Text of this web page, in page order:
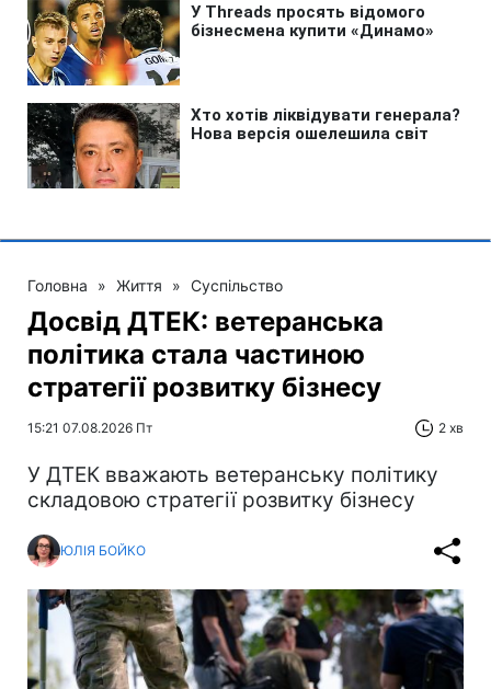
Головна » Життя » Суспільство
Досвід ДТЕК: ветеранська
політика стала частиною
стратегії розвитку бізнесу
15:21 07.08.2026 Пт 2 хв
У ДТЕК вважають ветеранську політику
складовою стратегії розвитку бізнесу
ЮЛІЯ БОЙКО